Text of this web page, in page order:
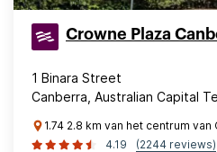
Crowne Plaza
1 Binara Street
Canberra, Australian Capital
1.74 2.8 km van het centrum van
4.19
(2244 reviews)